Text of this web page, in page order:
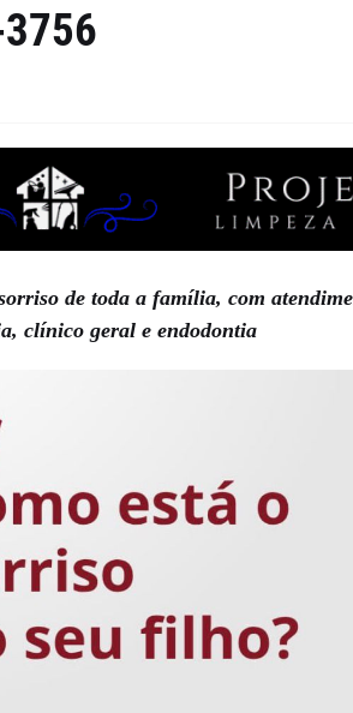
de toda a família, com
clínico geral e endodontia